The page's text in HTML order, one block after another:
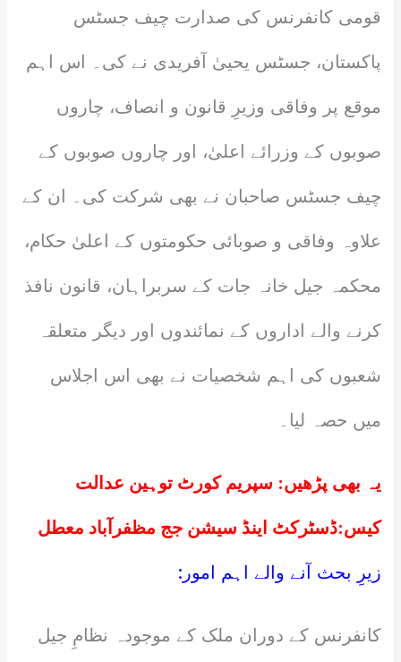
قومی کانفرنس کی صدارت چیف جسٹس
پاکستان، جسٹس یحییٰ آفریدی نے کی۔ اس اہم
موقع پر وفاقی وزیرِ قانون و انصاف، چاروں
صوبوں کے وزرائے اعلیٰ، اور چاروں صوبوں کے
چیف جسٹس صاحبان نے بھی شرکت کی۔ ان کے
علاوہ وفاقی و صوبائی حکومتوں کے اعلیٰ حکام،
محکمہ جیل خانہ جات کے سربراہان، قانون نافذ
کرنے والے اداروں کے نمائندوں اور دیگر متعلقہ
شعبوں کی اہم شخصیات نے بھی اس اجلاس
میں حصہ لیا۔
یہ بھی پڑھیں: سپریم کورٹ توہین عدالت
کیس:ڈسٹرکٹ اینڈ سیشن جج مظفرآباد معطل
زیرِ بحث آنے والے اہم امور:
کانفرنس کے دوران ملک کے موجودہ نظامِ جیل